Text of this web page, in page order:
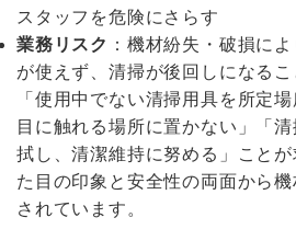
スタッフを危険にさらす
業務リスク ：機材紛失・破損に
が使えず、清掃が後回しになる
「使用中でない清掃用具を所定
目に触れる場所に置かない」「
拭し、清潔維持に努める」こと
た目の印象と安全性の両面から
されています。